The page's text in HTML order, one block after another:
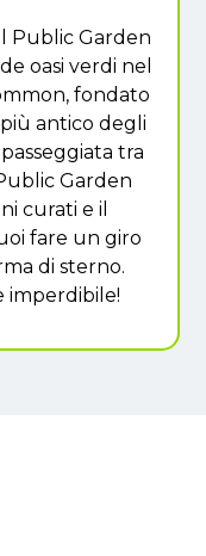
Public Garden
oasi verdi nel
fondato
antico degli
tra
Garden
curati e il
fare un giro
di sterno.
imperdibile!